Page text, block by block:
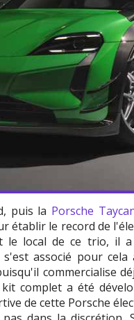
puis la Porsche
établir le record de
le local de ce trio, il
associé pour
commercialise
kit complet a été
de cette Porsche